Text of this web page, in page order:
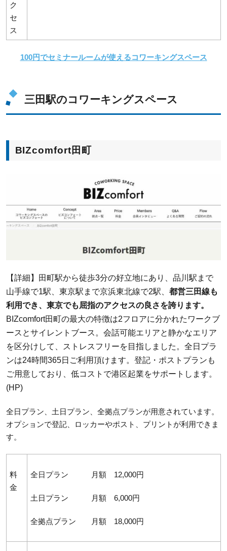
ク
セ
ス
100円でセミナールームが使えるコワーキングスペース
三田駅のコワーキングスペース
BIZcomfort田町
【詳細】田町駅から徒歩3分の好立地にあり、品川駅まで
山手線で1駅、東京駅まで京浜東北線で2駅、 都営三田線も
利用でき、東京でも屈指のアクセスの良さを誇ります。
BIZcomfort田町の最大の特徴は2フロアに分かれたワークブ
ースとサイレントブース。会話可能エリアと静かなエリア
を区分けして、ストレスフリーを目指しました。全日プラ
ンは24時間365日ご利用頂けます。登記・ポストプランも
ご用意しており、低コストで港区起業をサポートします。
(HP)
全日プラン、土日プラン、全拠点プランが用意されています。
オプションで登記、ロッカーやポスト、プリントが利用できま
す。
料
金
全日プラン 月額 12,000円
土日プラン 月額 6,000円
全拠点プラン 月額 18,000円